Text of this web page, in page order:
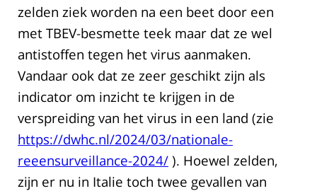
zelden ziek worden na een beet door een
met TBEV-besmette teek maar dat ze wel
antistoffen tegen het virus aanmaken.
Vandaar ook dat ze zeer geschikt zijn als
indicator om inzicht te krijgen in de
verspreiding van het virus in een land (zie
https://dwhc.nl/2024/03/nationale-
reeensurveillance-2024/ ). Hoewel zelden,
zijn er nu in Italie toch twee gevallen van